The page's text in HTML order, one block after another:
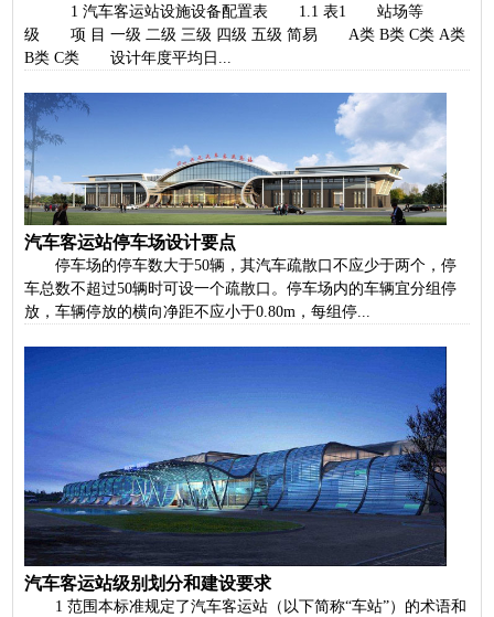
1 汽车客运站设施设备配置表 1.1 表1 站场等
级 项 目 一级 二级 三级 四级 五级 简易 A类 B类 C类 A类
B类 C类 设计年度平均日...
汽车客运站停车场设计要点
停车场的停车数大于50辆，其汽车疏散口不应少于两个，停
车总数不超过50辆时可设一个疏散口。停车场内的车辆宜分组停
放，车辆停放的横向净距不应小于0.80m，每组停...
汽车客运站级别划分和建设要求
1 范围本标准规定了汽车客运站（以下简称“车站”）的术语和